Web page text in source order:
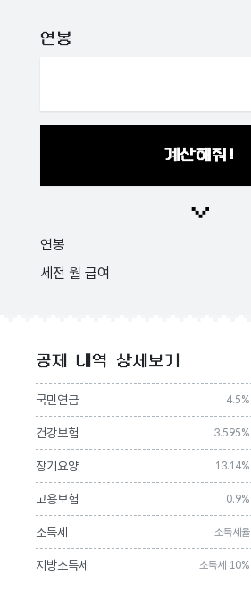
연봉
계산해줘!
연봉
세전 월 급여
공제 내역 상세보기
국민연금 4.5%
건강보험 3.595%
장기요양 13.14%
고용보험 0.9%
소득세 소득세율
지방소득세 소득세 10%